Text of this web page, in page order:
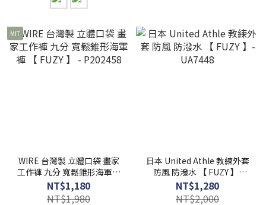
MIT
WIRE 台灣製 立體口袋 畫家
工作褲 九分 寬鬆錐形海軍褲
【 FUZY 】 - P202458
NT$1,180
NT$1,980
日本 United Athle 教練外套
防風 防潑水 【 FUZY 】-
UA7448
NT$1,280
NT$2,000